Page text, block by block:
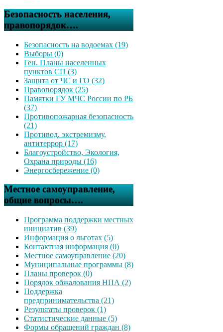
Безопасность населения,
правопорядок….
Безопасность на водоемах (19)
Выборы (0)
Ген. Планы населенных
пунктов СП (3)
Защита от ЧС и ГО (32)
Правопорядок (25)
Памятки ГУ МЧС России по РБ
(37)
Противопожарная безопасность
(21)
Противод. экстремизму,
антитеррор (17)
Благоустройство, Экология,
Охрана природы (16)
Энергосбережение (0)
Местное самоуправление,
общие вопросы….
Программа поддержки местных
инициатив (39)
Информация о льготах (5)
Контактная информация (0)
Местное самоуправление (20)
Муниципальные программы (8)
Планы проверок (0)
Порядок обжалования НПА (2)
Поддержка
предпринимательства (21)
Результаты проверок (1)
Статистические данные (5)
Формы обращений граждан (8)